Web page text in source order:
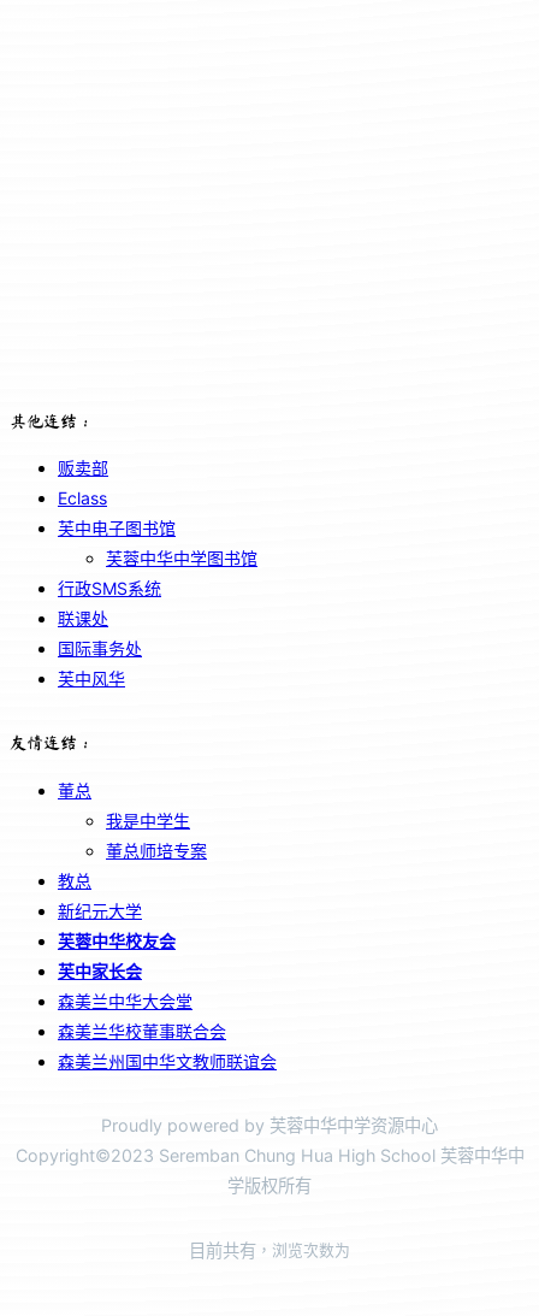
其他连结：
贩卖部
Eclass
芙中电子图书馆
芙蓉中华中学图书馆
行政SMS系统
联课处
国际事务处
芙中风华
友情连结：
董总
我是中学生
董总师培专案
教总
新纪元大学
芙蓉中华校友会
芙中家长会
森美兰中华大会堂
森美兰华校董事联合会
森美兰州国中华文教师联谊会
Proudly powered by 芙蓉中华中学资源中心
Copyright©2023 Seremban Chung Hua High School 芙蓉中华中
学版权所有
目前共有 ，浏览次数为